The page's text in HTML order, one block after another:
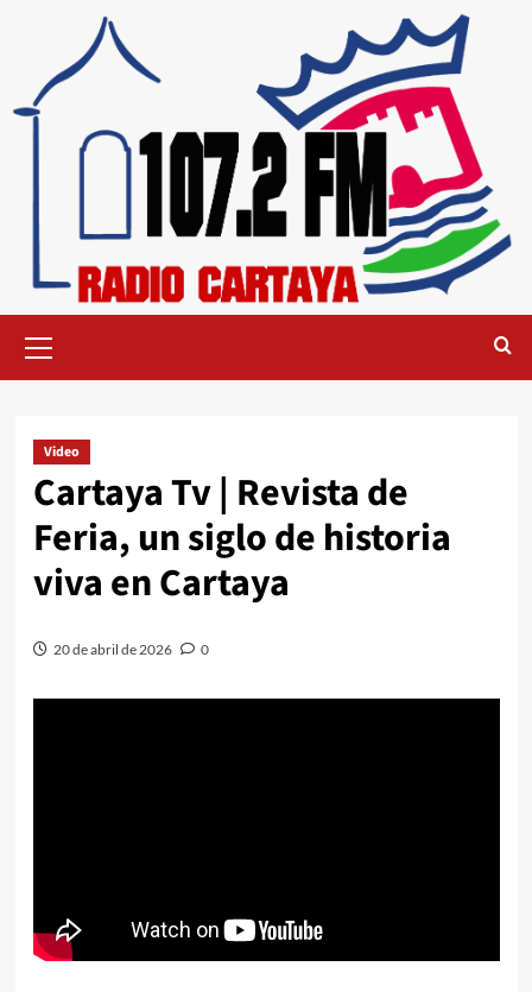
Video
Cartaya Tv | Revista de
Feria, un siglo de historia
viva en Cartaya
20 de abril de 2026 0